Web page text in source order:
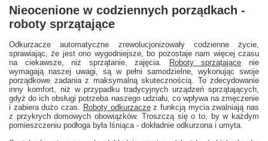
Nieocenione w codziennych porządkach -
roboty sprzątające
Odkurzacze automatyczne zrewolucjonizowały codzienne życie,
sprawiając, że jest ono wygodniejsze, bo pozostaje nam więcej czasu
na ciekawsze, niż sprzątanie, zajęcia.
Roboty sprzątające nie
wymagają naszej uwagi, są w pełni samodzielne, wykonując swoje
porządkowe zadania z maksymalną skutecznością. To zdecydowanie
inny komfort, niż w przypadku tradycyjnych urządzeń sprzątających,
gdyż do ich obsługi potrzeba naszego udziału, co wpływa na zmęczenie
i zabiera dużo czas. Roboty odkurzaczez funkcją mycia zwalniają nas
z przykrych domowych obowiązków. Troszczą się o to, by w każdym
pomieszczeniu podłoga była lśniąca - dokładnie odkurzona i umyta.